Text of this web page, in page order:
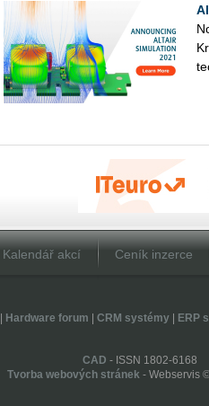
Kalendář akcí Ceník inzerce
Hardware forum CRM systémy| ERP
CAD - ISSN 1802-6168
Tvorba webových stránek - Webservis